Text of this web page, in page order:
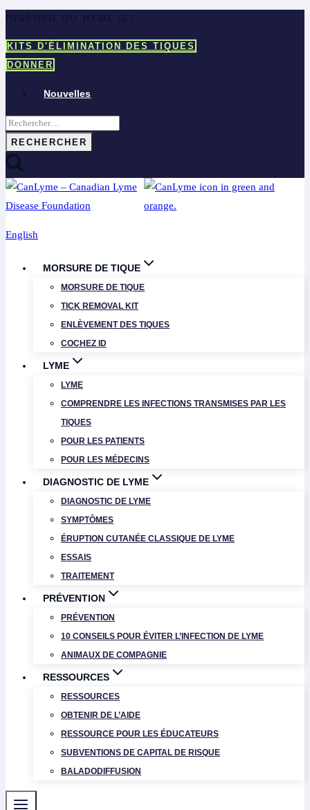
Aller
contenu
INSÉRER DU HTML ICI
KITS D'ÉLIMINATION DES TIQUES
DONNER
Nouvelles
Rechercher :
English
MORSURE DE TIQUE
MORSURE DE TIQUE
TICK REMOVAL KIT
ENLÈVEMENT DES TIQUES
COCHEZ ID
LYME
LYME
COMPRENDRE LES INFECTIONS TRANSMISES PAR LES
TIQUES
POUR LES PATIENTS
POUR LES MÉDECINS
DIAGNOSTIC DE LYME
DIAGNOSTIC DE LYME
SYMPTÔMES
ÉRUPTION CUTANÉE CLASSIQUE DE LYME
ESSAIS
TRAITEMENT
PRÉVENTION
PRÉVENTION
10 CONSEILS POUR ÉVITER L’INFECTION DE LYME
ANIMAUX DE COMPAGNIE
RESSOURCES
RESSOURCES
OBTENIR DE L’AIDE
RESSOURCE POUR LES ÉDUCATEURS
SUBVENTIONS DE CAPITAL DE RISQUE
BALADODIFFUSION